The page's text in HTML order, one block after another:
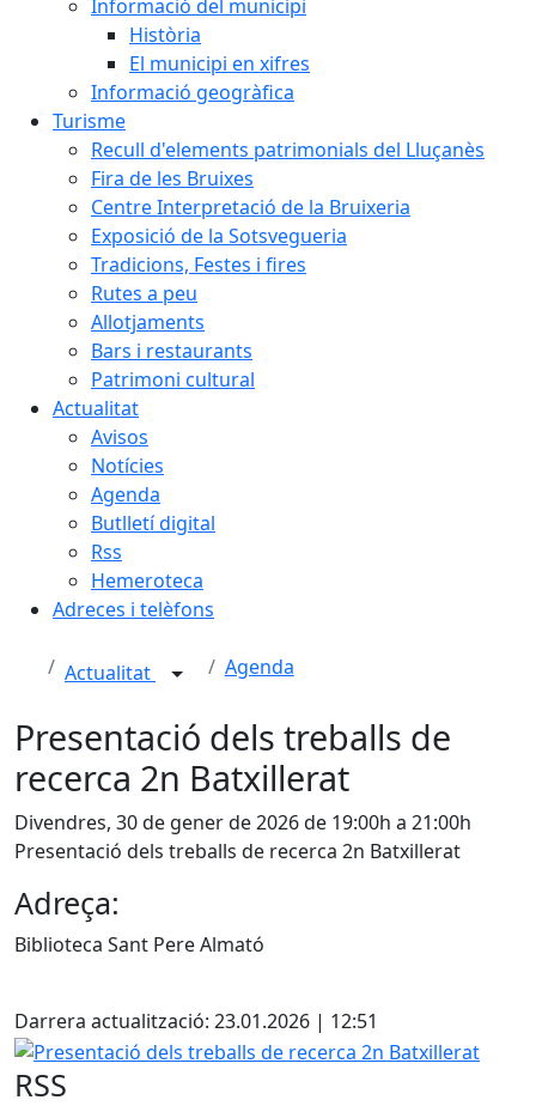
Informació del municipi
Història
El municipi en xifres
Informació geogràfica
Turisme
Recull d'elements patrimonials del Lluçanès
Fira de les Bruixes
Centre Interpretació de la Bruixeria
Exposició de la Sotsvegueria
Tradicions, Festes i fires
Rutes a peu
Allotjaments
Bars i restaurants
Patrimoni cultural
Actualitat
Avisos
Notícies
Agenda
Butlletí digital
Rss
Hemeroteca
Adreces i telèfons
Actualitat Agenda
Presentació dels treballs de
recerca 2n Batxillerat
Divendres, 30 de gener de 2026 de 19:00h a 21:00h
Presentació dels treballs de recerca 2n Batxillerat
Adreça:
Biblioteca Sant Pere Almató
Darrera actualització: 23.01.2026 | 12:51
Presentació dels treballs de recerca 2n Batxillerat
RSS